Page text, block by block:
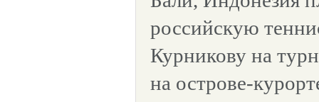
российскую
Курникову на
на острове-